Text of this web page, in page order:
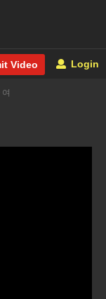
Video Login